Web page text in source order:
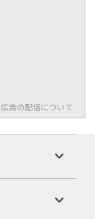
広告の配信について